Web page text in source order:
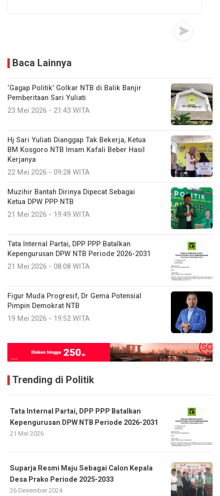
Baca Lainnya
‘Gagap Politik’ Golkar NTB di Balik Banjir
Pemberitaan Sari Yuliati
23 Mei 2026 - 21:43 WITA
Hj Sari Yuliati Dianggap Tak Bekerja, Ketua
BM Kosgoro NTB Imam Kafali Beber Hasil
Kerjanya
22 Mei 2026 - 09:28 WITA
Muzihir Bantah Dirinya Dipecat Sebagai
Ketua DPW PPP NTB
21 Mei 2026 - 19:49 WITA
Tata Internal Partai, DPP PPP Batalkan
Kepengurusan DPW NTB Periode 2026-2031
21 Mei 2026 - 08:08 WITA
Figur Muda Progresif, Dr Gema Potensial
Pimpin Demokrat NTB
19 Mei 2026 - 19:52 WITA
Trending di Politik
Tata Internal Partai, DPP PPP Batalkan
Kepengurusan DPW NTB Periode 2026-2031
21 Mei 2026
Suparja Resmi Maju Sebagai Calon Kepala
Desa Prako Periode 2025-2033
26 Desember 2024